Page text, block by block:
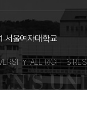
서울여자대학교
ALL RIGHTS